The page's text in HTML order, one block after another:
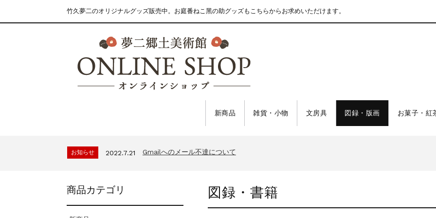
竹久夢二のオリジナルグッズ販売中。お庭番ねこ黑の助グッズもこちらからお求めいただけます。
新商品 雑貨・小物 文房具 図録・版画 お菓子・紅
お知らせ 2022.7.21 Gmailへのメール不達について
図録・書籍
商品カテゴリ